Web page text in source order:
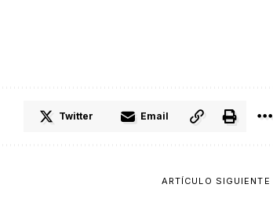
Twitter Email
ARTÍCULO SIGUIENTE